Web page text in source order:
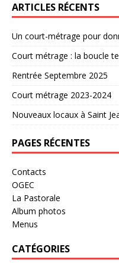
ARTICLES RÉCENTS
Un court-métrage pour
Court métrage : la boucle
Rentrée Septembre 2025
Court métrage 2023-2024
Nouveaux locaux à Saint
PAGES RÉCENTES
Contacts
OGEC
La Pastorale
Album photos
Menus
CATÉGORIES